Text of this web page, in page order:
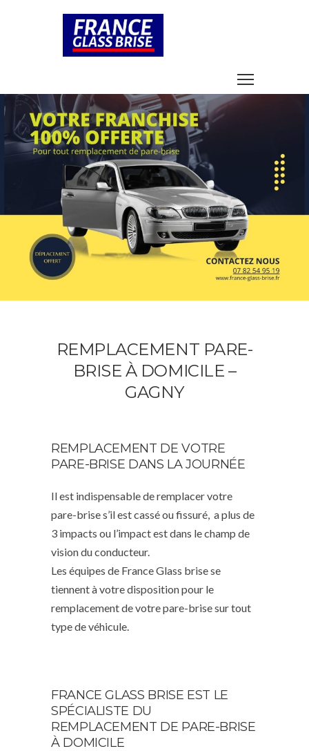
REMPLACEMENT PARE-
BRISE À DOMICILE –
GAGNY
REMPLACEMENT DE VOTRE
PARE-BRISE DANS LA JOURNÉE
Il est indispensable de remplacer votre
pare-brise s’il est cassé ou fissuré, a plus de
3 impacts ou l’impact est dans le champ de
vision du conducteur.
Les équipes de France Glass brise se
tiennent à votre disposition pour le
remplacement de votre pare-brise sur tout
type de véhicule.
FRANCE GLASS BRISE EST LE
SPÉCIALISTE DU
REMPLACEMENT DE PARE-BRISE
À DOMICILE